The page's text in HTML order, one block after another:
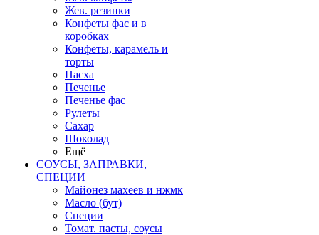
Жев. резинки
Конфеты фас и в
коробках
Конфеты, карамель и
торты
Пасха
Печенье
Печенье фас
Рулеты
Сахар
Шоколад
Ещё
СОУСЫ, ЗАПРАВКИ,
СПЕЦИИ
Майонез махеев и нжмк
Масло (бут)
Специи
Томат. пасты, соусы